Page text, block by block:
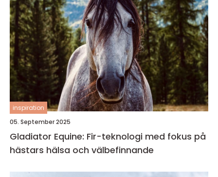
inspiration
05. September 2025
Gladiator Equine: Fir-teknologi med fokus på
hästars hälsa och välbefinnande